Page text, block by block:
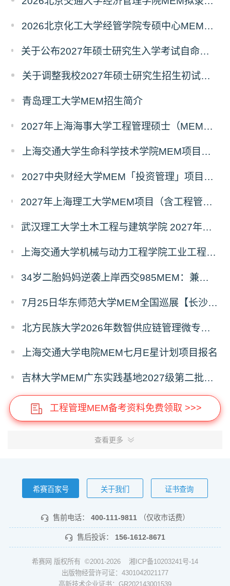
2026北京化工大学经管学院专硕中心MEM拟录取分析解读
关于公布2027年硕士研究生入学考试自命题考试科目考试大纲的通知
关于调整我校2027年硕士研究生招生初试科目的公告
青岛理工大学MEM招生简介
2027年上海海事大学工程管理硕士（MEM）宁波产教融合研究生培养项目
上海交通大学生命科学技术学院MEM项目全新介绍
2027中央财经大学MEM「投资管理」项目招生专题正式上线
2027年上海理工大学MEM项目（含工程管理、工业工程与管理、物流工程与管理）奖助学金政策发布
武汉理工大学土木工程与建筑学院 2027年工程管理硕士（MEM）招生简章
上海交通大学机械与动力工程学院工业工程学科硕士生招生专业及统考科目调整公告
34岁二胎妈妈逆袭上岸西交985MEM：兼顾工作带娃，零基础5个月逆风翻盘
7月25日华东师范大学MEM全国巡展【长沙站】开启，欢迎报考！
北方民族大学2026年数智供应链管理微专业招生简章
上海交通大学电院MEM七月E星计划项目报名
吉林大学MEM广东实践基地2027级第二批次预审面试启动
工程管理MEM备考资料免费领取 >>>
查看更多
希赛百家号 关于我们 证书查询
售前电话： 400-111-9811 （仅收市话费）
售后投诉： 156-1612-8671
希赛网 版权所有 ©2001-2026 湘ICP备10203241号-14
出版物经营许可证：4301042021177
高新技术企业证书：GR202143001539